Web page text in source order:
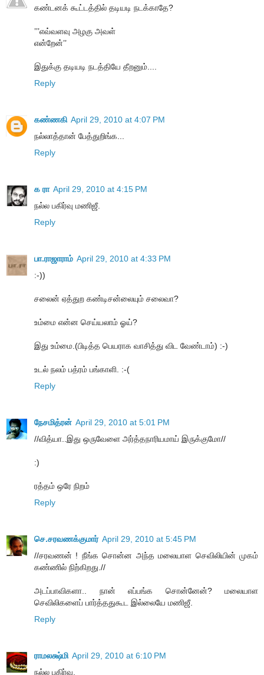
கண்டனக் கூட்டத்தில் தடியடி நடக்காதே?
’’’எவ்வளவு அழகு அவள்
என்றேன்’’
இதுக்கு தடியடி நடத்தியே தீறனும்....
Reply
கண்ணகி April 29, 2010 at 4:07 PM
நல்லாத்தான் பேத்துறிங்க...
Reply
க ரா April 29, 2010 at 4:15 PM
நல்ல பகிர்வு மணிஜீ.
Reply
பா.ராஜாராம் April 29, 2010 at 4:33 PM
:-))
சலைன் ஏத்துற கண்டிசன்லையும் சலைவா?
உம்மை என்ன செய்யலாம் ஓய்?
இது உம்மை.(பிடித்த பெயராக வாசித்து விட வேண்டாம்) :-)
உடல் நலம் பத்ரம் பங்காளி. :-(
Reply
நேசமித்ரன் April 29, 2010 at 5:01 PM
//வித்யா..இது ஒருவேளை அர்த்தநாரியமாய் இருக்குமோ//
:)
ரத்தம் ஒரே நிறம்
Reply
செ.சரவணக்குமார் April 29, 2010 at 5:45 PM
//சரவணன் ! நீங்க சொன்ன அந்த மலையாள செவிலியின் முகம்
கண்ணில் நிற்கிறது.//
அடப்பாவிகளா.. நான் எப்பங்க சொன்னேன்? மலையாள
செவிலிகளைப் பார்த்ததுகூட இல்லையே மணிஜீ.
Reply
ராமலக்ஷ்மி April 29, 2010 at 6:10 PM
நல்ல பகிர்வு.